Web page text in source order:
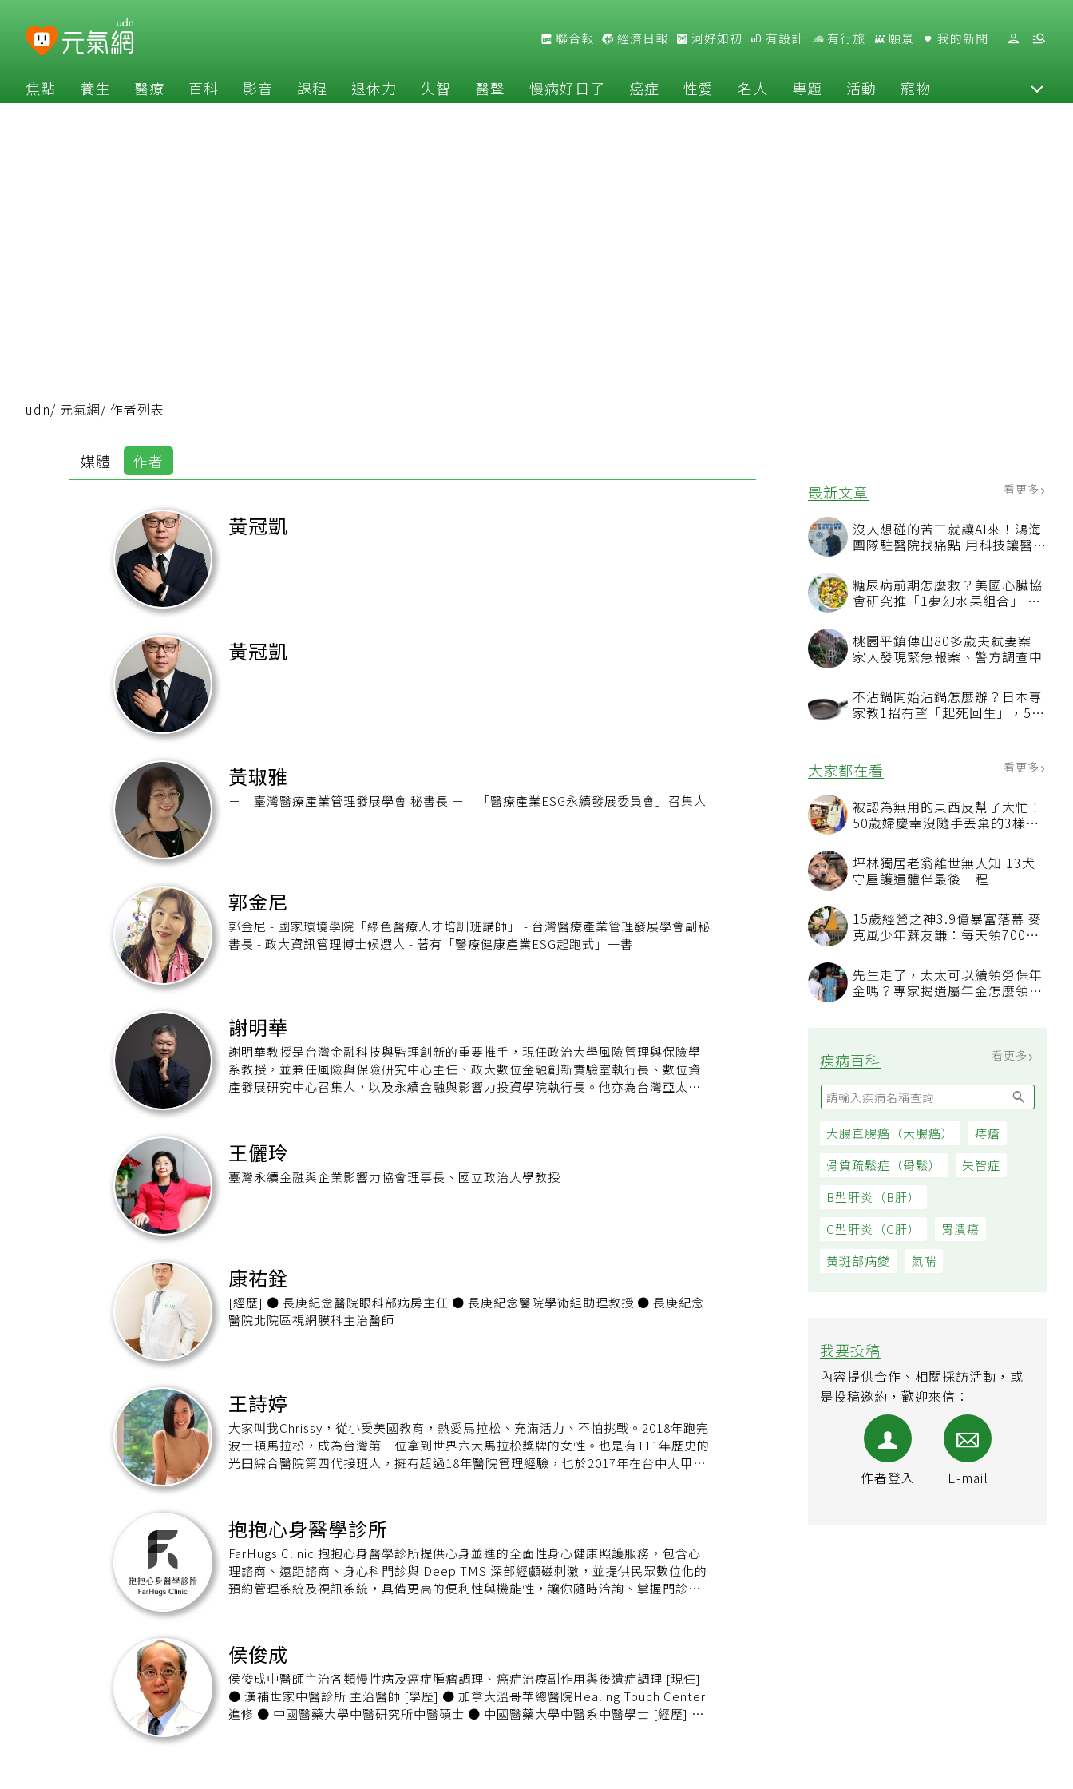
聯合報 經濟日報 河好如初 有設計 有行旅 願景 我的新聞
焦點 養生 醫療 百科 影音 課程 退休力 失智 醫聲 慢病好日子 癌症 性愛 名人 專題 活動 寵物
最新文章 看更多
沒人想碰的苦工就讓AI來！鴻海
團隊駐醫院找痛點 用科技讓醫療
糖尿病前期怎麼救？美國心臟協
會研究推「1夢幻水果組合」 酪
桃園平鎮傳出80多歲夫弒妻案
家人發現緊急報案、警方調查中
不沾鍋開始沾鍋怎麼辦？日本專
家教1招有望「起死回生」，5情
大家都在看 看更多
被認為無用的東西反幫了大忙！
50歲婦慶幸沒隨手丟棄的3樣物
坪林獨居老翁離世無人知 13犬
守屋護遺體伴最後一程
15歲經營之神3.9億暴富落幕 麥
克風少年蘇友謙：每天領700元
先生走了，太太可以續領勞保年
金嗎？專家揭遺屬年金怎麼領，
疾病百科 看更多
大腸直腸癌（大腸癌）
痔瘡
骨質疏鬆症（骨鬆）
失智症
B型肝炎（B肝）
C型肝炎（C肝）
胃潰瘍
黃斑部病變
氣喘
我要投稿
內容提供合作、相關採訪活動，或
是投稿邀約，歡迎來信：
作者登入 E-mail
udn/ 元氣網/ 作者列表
媒體 作者
黃冠凱
黃冠凱
黃琡雅
－ 臺灣醫療產業管理發展學會 秘書長 － 「醫療產業ESG永續發展委員會」召集人
郭金尼
郭金尼 - 國家環境學院「綠色醫療人才培訓班講師」 - 台灣醫療產業管理發展學會副秘
書長 - 政大資訊管理博士候選人 - 著有「醫療健康產業ESG起跑式」一書
謝明華
謝明華教授是台灣金融科技與監理創新的重要推手，現任政治大學風險管理與保險學
系教授，並兼任風險與保險研究中心主任、政大數位金融創新實驗室執行長、數位資
產發展研究中心召集人，以及永續金融與影響力投資學院執行長。他亦為台灣亞太監
工程學系，並取得史丹福大學統計碩士及管理科學與工程博士學位，專長涵蓋金融監
理科技、數位資產、AI創新與風險治理及雙軸轉型策略，是業界與學界公認的跨界領
王儷玲
臺灣永續金融與企業影響力協會理事長、國立政治大學教授
康祐銓
[經歷] ● 長庚紀念醫院眼科部病房主任 ● 長庚紀念醫院學術組助理教授 ● 長庚紀念
醫院北院區視網膜科主治醫師
王詩婷
大家叫我Chrissy，從小受美國教育，熱愛馬拉松、充滿活力、不怕挑戰。2018年跑完
波士頓馬拉松，成為台灣第一位拿到世界六大馬拉松獎牌的女性。也是有111年歷史的
光田綜合醫院第四代接班人，擁有超過18年醫院管理經驗，也於2017年在台中大甲打
抱抱心身醫學診所
FarHugs Clinic 抱抱心身醫學診所提供心身並進的全面性身心健康照護服務，包含心
理諮商、遠距諮商、身心科門診與 Deep TMS 深部經顱磁刺激，並提供民眾數位化的
預約管理系統及視訊系統，具備更高的便利性與機能性，讓你隨時洽詢、掌握門診時
區文化三路一段 205 號 1、2 樓 電話：02-2606-9578 網址：
https://clinic.farhugs.com/environments/linkou 【中山館】 地址：台北市大同區
承德路一段 105 號 5 樓 電話：02-2559-0381 網址：
https://clinic.farhugs.com/environments/zhongshan 【文德館】 地址：台北市內
侯俊成
侯俊成中醫師主治各類慢性病及癌症腫瘤調理、癌症治療副作用與後遺症調理 [現任]
● 漢補世家中醫診所 主治醫師 [學歷] ● 加拿大溫哥華總醫院Healing Touch Center
進修 ● 中國醫藥大學中醫研究所中醫碩士 ● 中國醫藥大學中醫系中醫學士 [經歷] ●